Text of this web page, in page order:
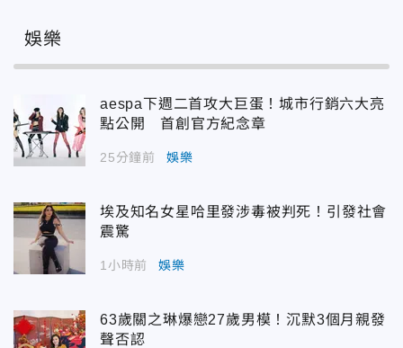
娛樂
aespa下週二首攻大巨蛋！城市行銷六大亮
點公開 首創官方紀念章
25分鐘前 娛樂
埃及知名女星哈里發涉毒被判死！引發社會
震驚
1小時前 娛樂
63歲關之琳爆戀27歲男模！沉默3個月親發
聲否認